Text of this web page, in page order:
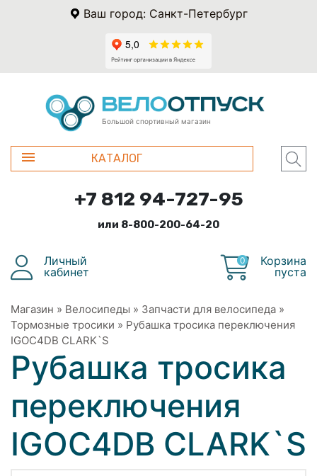
Ваш город: Санкт-Петербург
Большой спортивный магазин
КАТАЛОГ
+7 812 94-727-95
или 8-800-200-64-20
Личный
кабинет
0
Корзина
пуста
Магазин » Велосипеды » Запчасти для велосипеда »
Тормозные тросики » Рубашка тросика переключения
IGOC4DB СLARK`S
Рубашка тросика
переключения
IGOC4DB СLARK`S